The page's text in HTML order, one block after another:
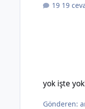
19
yok işte
Gönderen: